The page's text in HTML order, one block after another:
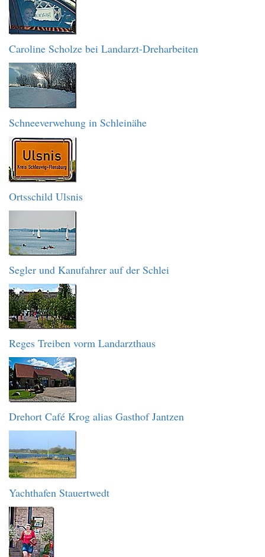
Caroline Scholze bei Landarzt-Dreharbeiten
Schneeverwehung in Schleinähe
Ortsschild Ulsnis
Segler und Kanufahrer auf der Schlei
Reges Treiben vorm Landarzthaus
Drehort Café Krog alias Gasthof Jantzen
Yachthafen Stauertwedt